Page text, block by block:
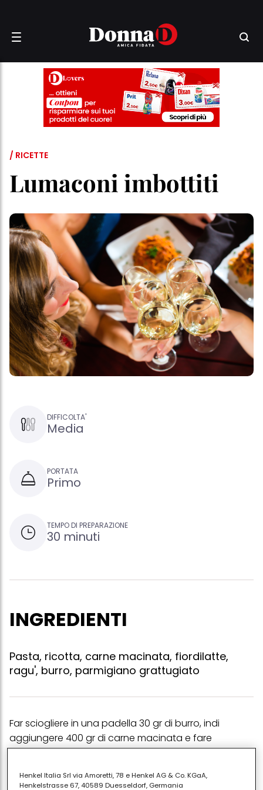
/ RICETTE
Lumaconi imbottiti
DIFFICOLTA'
Media
PORTATA
Primo
TEMPO DI PREPARAZIONE
30 minuti
INGREDIENTI
Pasta, ricotta, carne macinata, fiordilatte,
ragu', burro, parmigiano grattugiato
Far sciogliere in una padella 30 gr di burro, indi
aggiungere 400 gr di carne macinata e fare
insaporire. aggiungere un mestolo di ragù ed 1,5 kilo
tagliare a dadini 500 gr di fiordilatte (o di provola
Henkel Italia Srl via Amoretti, 78 e Henkel AG & Co. KGaA,
Henkelstrasse 67, 40589 Duesseldorf, Germania